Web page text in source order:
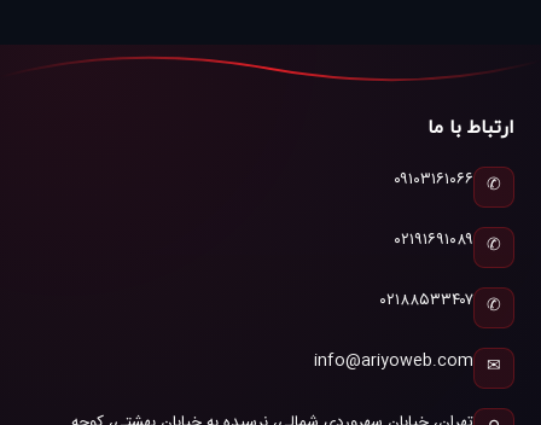
ارتباط با ما
✆ ۰۹۱۰۳۱۶۱۰۶۶
✆ ۰۲۱۹۱۶۹۱۰۸۹
✆ ۰۲۱۸۸۵۳۳۴۰۷
✉
info@ariyoweb.com